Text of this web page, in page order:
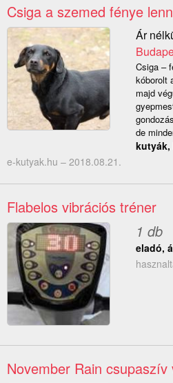
Csiga a szemed fénye
Ár
Csiga –
kóborolt
majd
de
kutyák,
e-kutyak.hu – 2018.08.21.
Flabelos vibrációs tréner
1 db
eladó,
November Rain csupaszív